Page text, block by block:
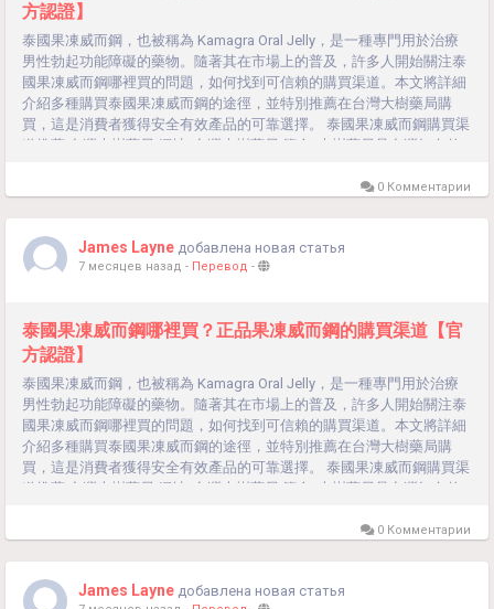
方認證】
泰國果凍威而鋼，也被稱為 Kamagra Oral Jelly，是一種專門用於治療
男性勃起功能障礙的藥物。隨著其在市場上的普及，許多人開始關注泰
國果凍威而鋼哪裡買的問題，如何找到可信賴的購買渠道。本文將詳細
介紹多種購買泰國果凍威而鋼的途徑，並特別推薦在台灣大樹藥局購
買，這是消費者獲得安全有效產品的可靠選擇。 泰國果凍威而鋼購買渠
道推薦 台灣大樹藥局 網址: 台灣大樹藥局 簡介: 大樹藥局是台灣知名的
的售後服務，並提供專業藥師的諮詢。 優勢: 品質保證：所有產品均經
藥安全。 售後保障：提供完善的售後服務，如有問題可及時解決。線上
藥局 介紹:...
0 Комментарии
James Layne добавлена новая статья
7 месяцев назад - Перевод -
泰國果凍威而鋼哪裡買？正品果凍威而鋼的購買渠道【官
方認證】
泰國果凍威而鋼，也被稱為 Kamagra Oral Jelly，是一種專門用於治療
男性勃起功能障礙的藥物。隨著其在市場上的普及，許多人開始關注泰
國果凍威而鋼哪裡買的問題，如何找到可信賴的購買渠道。本文將詳細
介紹多種購買泰國果凍威而鋼的途徑，並特別推薦在台灣大樹藥局購
買，這是消費者獲得安全有效產品的可靠選擇。 泰國果凍威而鋼購買渠
道推薦 台灣大樹藥局 網址: 台灣大樹藥局 簡介: 大樹藥局是台灣知名的
的售後服務，並提供專業藥師的諮詢。 優勢: 品質保證：所有產品均經
藥安全。 售後保障：提供完善的售後服務，如有問題可及時解決。線上
0 Комментарии
James Layne добавлена новая статья